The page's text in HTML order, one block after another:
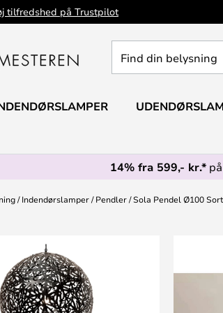
tilfredshed på Trustpilot
din
14% fra 599,- kr.*
Indendørslamper Pendler Sola Pendel Ø100